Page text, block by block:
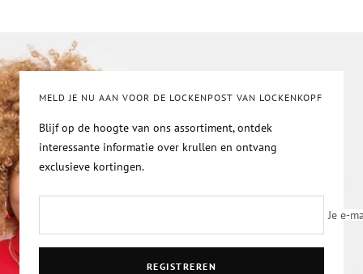
MELD JE NU AAN VOOR DE LOCKENPOST VAN LOCKENKOPF
Blijf op de hoogte van ons assortiment, ontdek
interessante informatie over krullen en ontvang
exclusieve kortingen.
Je e-
REGISTREREN